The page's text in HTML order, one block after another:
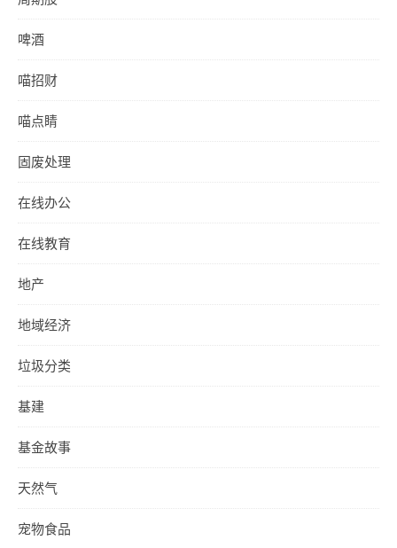
啤酒
喵招财
喵点睛
固废处理
在线办公
在线教育
地产
地域经济
垃圾分类
基建
基金故事
天然气
宠物食品